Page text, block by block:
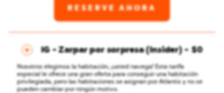
RESERVE AHORA
IG - Zarpar por sorpresa (Insider)
Nosotros elegimos la habitación, ¡usted navega! Esta tarifa
especial le ofrece una gran oferta para conseguir una habitación
privilegiada, pero las habitaciones se asignan por Atlantis y no se
pueden cambiar por ningún motivo.
$0